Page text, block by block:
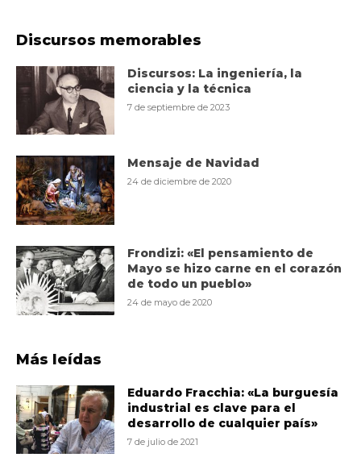
Discursos memorables
Discursos: La ingeniería, la
ciencia y la técnica
7 de septiembre de 2023
Mensaje de Navidad
24 de diciembre de 2020
Frondizi: «El pensamiento de
Mayo se hizo carne en el corazón
de todo un pueblo»
24 de mayo de 2020
Más leídas
Eduardo Fracchia: «La burguesía
industrial es clave para el
desarrollo de cualquier país»
7 de julio de 2021